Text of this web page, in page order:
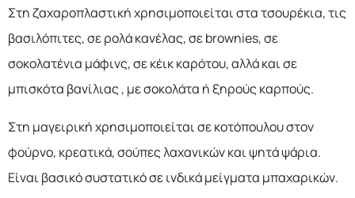
Στη ζαχαροπλαστική χρησιμοποιείται στα τσουρέκια, τις
βασιλόπιτες, σε ρολά κανέλας, σε brownies, σε
σοκολατένια μάφινς, σε κέικ καρότου, αλλά και σε
μπισκότα βανίλιας , με σοκολάτα ή ξηρούς καρπούς.
Στη μαγειρική χρησιμοποιείται σε κοτόπουλου στον
φούρνο, κρεατικά, σούπες λαχανικών και ψητά ψάρια.
Είναι βασικό συστατικό σε ινδικά μείγματα μπαχαρικών.